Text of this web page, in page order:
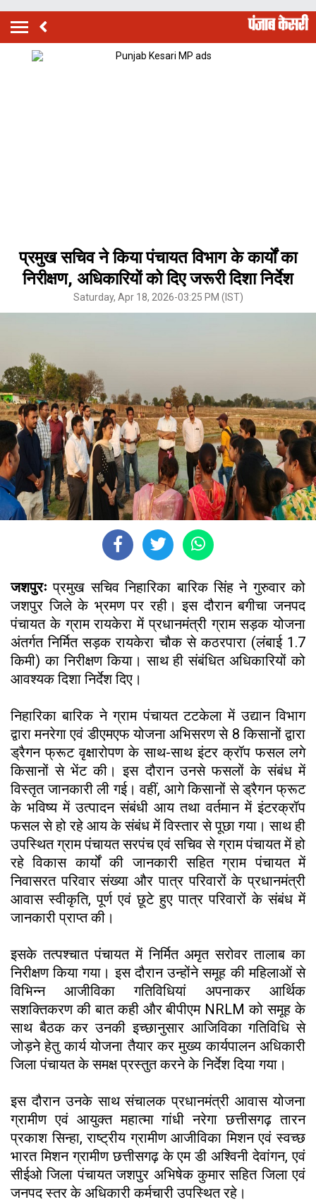
प्रमुख सचिव ने किया पंचायत विभाग के कार्यों का
निरीक्षण, अधिकारियों को दिए जरूरी दिशा निर्देश
Saturday, Apr 18, 2026-03:25 PM (IST)
जशपुरः प्रमुख सचिव निहारिका बारिक सिंह ने गुरुवार को
जशपुर जिले के भ्रमण पर रही। इस दौरान बगीचा जनपद
पंचायत के ग्राम रायकेरा में प्रधानमंत्री ग्राम सड़क योजना
अंतर्गत निर्मित सड़क रायकेरा चौक से कठरपारा (लंबाई 1.7
किमी) का निरीक्षण किया। साथ ही संबंधित अधिकारियों को
आवश्यक दिशा निर्देश दिए।
निहारिका बारिक ने ग्राम पंचायत टटकेला में उद्यान विभाग
द्वारा मनरेगा एवं डीएमएफ योजना अभिसरण से 8 किसानों द्वारा
ड्रैगन फ्रूट वृक्षारोपण के साथ-साथ इंटर क्रॉप फसल लगे
किसानों से भेंट की। इस दौरान उनसे फसलों के संबंध में
विस्तृत जानकारी ली गई। वहीं, आगे किसानों से ड्रैगन फ्रूट
के भविष्य में उत्पादन संबंधी आय तथा वर्तमान में इंटरक्रॉप
फसल से हो रहे आय के संबंध में विस्तार से पूछा गया। साथ ही
उपस्थित ग्राम पंचायत सरपंच एवं सचिव से ग्राम पंचायत में हो
रहे विकास कार्यों की जानकारी सहित ग्राम पंचायत में
निवासरत परिवार संख्या और पात्र परिवारों के प्रधानमंत्री
आवास स्वीकृति, पूर्ण एवं छूटे हुए पात्र परिवारों के संबंध में
जानकारी प्राप्त की।
इसके तत्पश्चात पंचायत में निर्मित अमृत सरोवर तालाब का
निरीक्षण किया गया। इस दौरान उन्होंने समूह की महिलाओं से
विभिन्न आजीविका गतिविधियां अपनाकर आर्थिक
सशक्तिकरण की बात कही और बीपीएम NRLM को समूह के
साथ बैठक कर उनकी इच्छानुसार आजिविका गतिविधि से
जोड़ने हेतु कार्य योजना तैयार कर मुख्य कार्यपालन अधिकारी
जिला पंचायत के समक्ष प्रस्तुत करने के निर्देश दिया गया।
इस दौरान उनके साथ संचालक प्रधानमंत्री आवास योजना
ग्रामीण एवं आयुक्त महात्मा गांधी नरेगा छत्तीसगढ़ तारन
प्रकाश सिन्हा, राष्ट्रीय ग्रामीण आजीविका मिशन एवं स्वच्छ
भारत मिशन ग्रामीण छत्तीसगढ़ के एम डी अश्विनी देवांगन, एवं
सीईओ जिला पंचायत जशपुर अभिषेक कुमार सहित जिला एवं
जनपद स्तर के अधिकारी कर्मचारी उपस्थित रहे।